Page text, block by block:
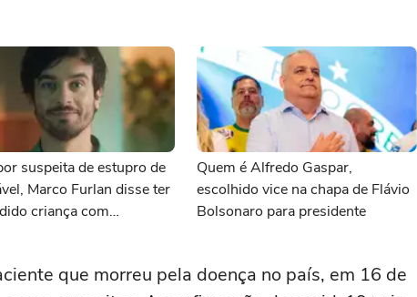
suspeita de estupro de
Marco Furlan disse ter
criança com
Quem é Alfredo Gaspar,
escolhido vice na chapa de Flávio
Bolsonaro para presidente
que morreu pela doença no país, em 16 de